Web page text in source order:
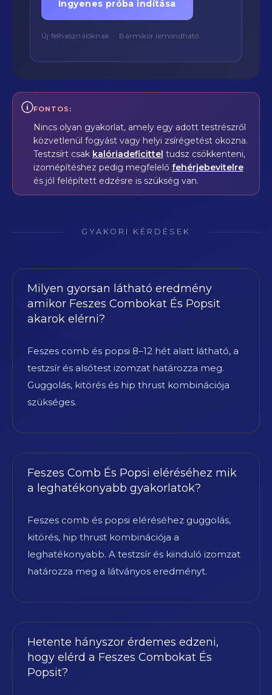
Ingyenes próba indítása
Új felhasználóknak · Bármikor lemondható
FONTOS:
Nincs olyan gyakorlat, amely egy adott testrészről
közvetlenül fogyást vagy helyi zsírégetést okozna.
Testzsírt csak kalóriadeficittel tudsz csökkenteni,
izomépítéshez pedig megfelelő fehérjebevitelre
és jól felépített edzésre is szükség van.
GYAKORI KÉRDÉSEK
Milyen gyorsan látható eredmény
amikor Feszes Combokat És Popsit
akarok elérni?
Feszes comb és popsi 8–12 hét alatt látható, a
testzsír és alsótest izomzat határozza meg.
Guggolás, kitörés és hip thrust kombinációja
szükséges.
Feszes Comb És Popsi eléréséhez mik
a leghatékonyabb gyakorlatok?
Feszes comb és popsi eléréséhez guggolás,
kitörés, hip thrust kombinációja a
leghatékonyabb. A testzsír és kiinduló izomzat
határozza meg a látványos eredményt.
Hetente hányszor érdemes edzeni,
hogy elérd a Feszes Combokat És
Popsit?